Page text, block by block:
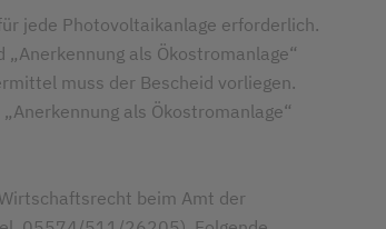
jede Photovoltaikanlage erforderlich.
als Ökostromanlage“
muss der Bescheid vorliegen.
als Ökostromanlage“
beim Amt der